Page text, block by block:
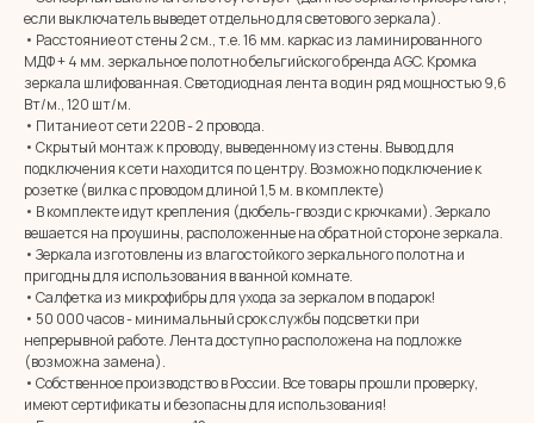
если выключатель выведет отдельно для светового зеркала).
• Расстояние от стены 2 см., т.е. 16 мм. каркас из ламинированного
МДФ + 4 мм. зеркальное полотно бельгийского бренда AGC. Кромка
зеркала шлифованная. Светодиодная лента в один ряд мощностью 9,6
Вт/м., 120 шт/м.
• Питание от сети 220В - 2 провода.
• Скрытый монтаж к проводу, выведенному из стены. Вывод для
подключения к сети находится по центру. Возможно подключение к
розетке (вилка с проводом длиной 1,5 м. в комплекте)
• В комплекте идут крепления (дюбель-гвозди с крючками). Зеркало
вешается на проушины, расположенные на обратной стороне зеркала.
• Зеркала изготовлены из влагостойкого зеркального полотна и
пригодны для использования в ванной комнате.
• Салфетка из микрофибры для ухода за зеркалом в подарок!
• 50 000 часов - минимальный срок службы подсветки при
непрерывной работе. Лента доступно расположена на подложке
(возможна замена).
• Собственное производство в России. Все товары прошли проверку,
имеют сертификаты и безопасны для использования!
MIRROR ROOM
+7 (961) 595-72-73
E-mail:
Адрес: 350037, г. Краснодар,
х. им. Ленина, ДНТ Виктория,
zerkala@ksk23.ru